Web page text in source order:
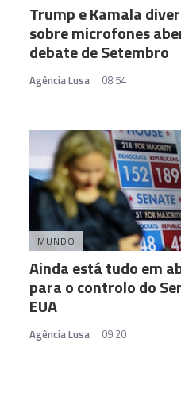
Trump e Kamala
sobre microfones
debate de Setembro
Agência Lusa 08:54
MUNDO
Ainda está tudo em
para o controlo do
EUA
Agência Lusa 09:20